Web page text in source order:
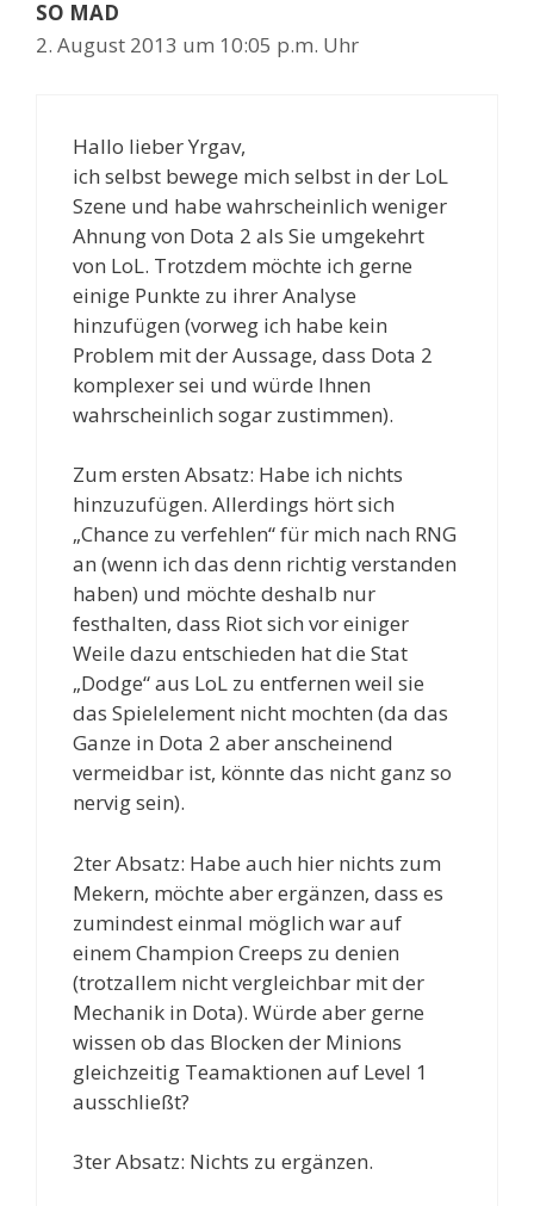
SO MAD
2. August 2013 um 10:05 p.m. Uhr
Hallo lieber Yrgav,
ich selbst bewege mich selbst in der LoL
Szene und habe wahrscheinlich weniger
Ahnung von Dota 2 als Sie umgekehrt
von LoL. Trotzdem möchte ich gerne
einige Punkte zu ihrer Analyse
hinzufügen (vorweg ich habe kein
Problem mit der Aussage, dass Dota 2
komplexer sei und würde Ihnen
wahrscheinlich sogar zustimmen).
Zum ersten Absatz: Habe ich nichts
hinzuzufügen. Allerdings hört sich
„Chance zu verfehlen“ für mich nach RNG
an (wenn ich das denn richtig verstanden
haben) und möchte deshalb nur
festhalten, dass Riot sich vor einiger
Weile dazu entschieden hat die Stat
„Dodge“ aus LoL zu entfernen weil sie
das Spielelement nicht mochten (da das
Ganze in Dota 2 aber anscheinend
vermeidbar ist, könnte das nicht ganz so
nervig sein).
2ter Absatz: Habe auch hier nichts zum
Mekern, möchte aber ergänzen, dass es
zumindest einmal möglich war auf
einem Champion Creeps zu denien
(trotzallem nicht vergleichbar mit der
Mechanik in Dota). Würde aber gerne
wissen ob das Blocken der Minions
gleichzeitig Teamaktionen auf Level 1
ausschließt?
3ter Absatz: Nichts zu ergänzen.